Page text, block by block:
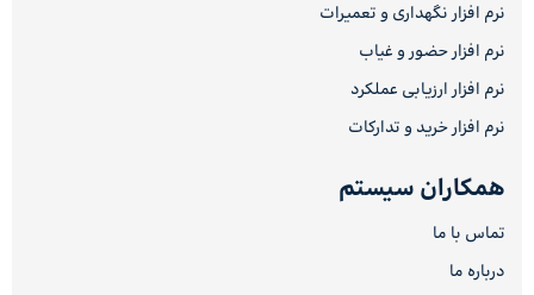
نرم افزار نگهداری و تعمیرات
نرم افزار حضور و غیاب
نرم افزار ارزیابی عملکرد
نرم افزار خرید و تدارکات
همکاران سیستم
تماس با ما
درباره ما